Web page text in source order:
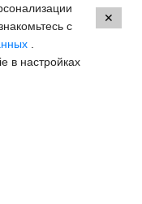
а/1
с
в настройках
✕